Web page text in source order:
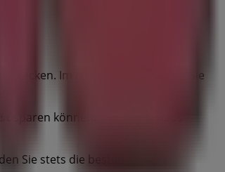
Im
können Sie
sparen können. Darüber hinaus
Sie stets die besten